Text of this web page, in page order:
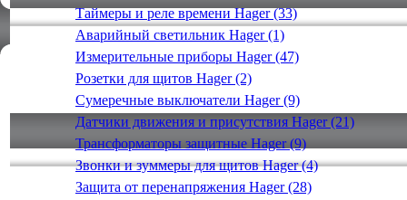
Таймеры и реле времени Hager (33)
Аварийный светильник Hager (1)
Измерительные приборы Hager (47)
Розетки для щитов Hager (2)
Сумеречные выключатели Hager (9)
Датчики движения и присутствия Hager (21)
Трансформаторы защитные Hager (9)
Звонки и зуммеры для щитов Hager (4)
Защита от перенапряжения Hager (28)